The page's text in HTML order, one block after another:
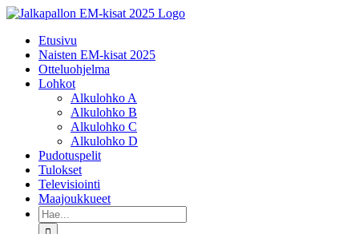
Skip
contentEtusivu
Naisten EM-kisat 2025
Otteluohjelma
Lohkot
Alkulohko A
Alkulohko B
Alkulohko C
Alkulohko D
Pudotuspelit
Tulokset
Televisiointi
Maajoukkueet
Etsi
...